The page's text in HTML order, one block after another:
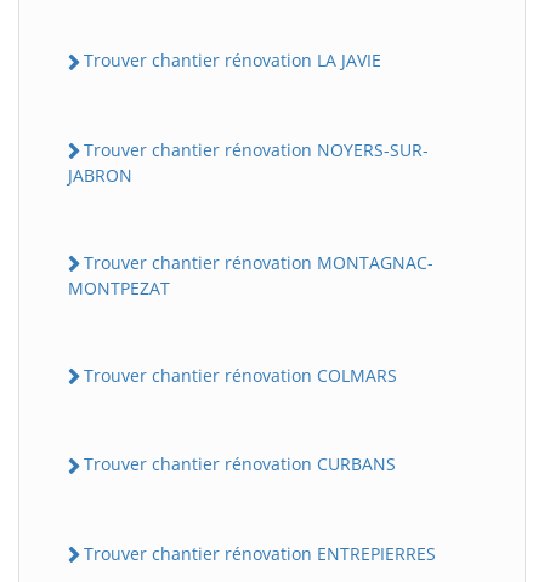
Trouver chantier rénovation LA JAVIE
Trouver chantier rénovation NOYERS-SUR-
JABRON
Trouver chantier rénovation MONTAGNAC-
MONTPEZAT
Trouver chantier rénovation COLMARS
Trouver chantier rénovation CURBANS
Trouver chantier rénovation ENTREPIERRES